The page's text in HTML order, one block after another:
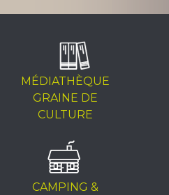
MÉDIATHÈQUE
GRAINE DE
CULTURE
CAMPING &